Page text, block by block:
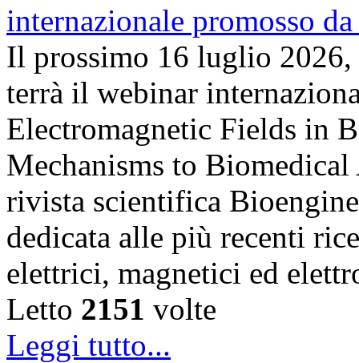
Il prossimo 16 luglio
terrà il webinar
Electromagnetic Fields in
Mechanisms to
rivista scientifica
dedicata alle più recenti
elettrici, magnetici ed
Letto 2151 volte
Leggi tutto...